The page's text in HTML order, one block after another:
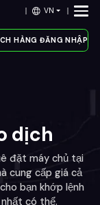
VN
HÀNG ĐĂNG NHẬP
dịch
đặt máy chủ tại
cung cấp giá cả
bạn khớp lệnh
có thể.